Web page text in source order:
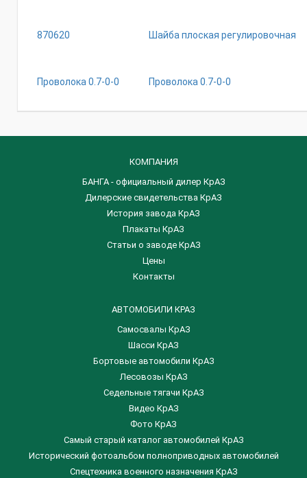
870620 Шайба плоская регулировочная
Проволока 0.7-0-0 Проволока 0.7-0-0
КОМПАНИЯ
БАНГА - официальный дилер КрАЗ
Дилерские свидетельства КрАЗ
История завода КрАЗ
Плакаты КрАЗ
Статьи о заводе КрАЗ
Цены
Контакты
АВТОМОБИЛИ КРАЗ
Самосвалы КрАЗ
Шасси КрАЗ
Бортовые автомобили КрАЗ
Лесовозы КрАЗ
Седельные тягачи КрАЗ
Видео КрАЗ
Фото КрАЗ
Самый старый каталог автомобилей КрАЗ
Исторический фотоальбом полноприводных автомобилей
Спецтехника военного назначения КрАЗ